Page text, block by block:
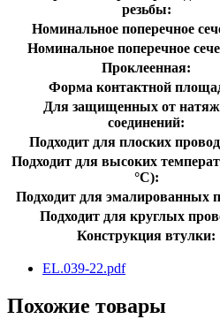
резьбы:
Номинальное поперечное
Номинальное поперечное
Проклеенная:
Форма контактной
Для защищенных от
соединений:
Подходит для плоских
Подходит для высоких
°C):
Подходит для эмалированных
Подходит для круглых
Конструкция втулки:
EL.039-22.pdf
Похожие товары